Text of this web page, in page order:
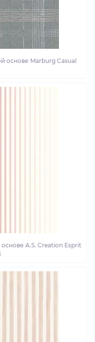
основе Marburg Casual
A.S. Creation Esprit